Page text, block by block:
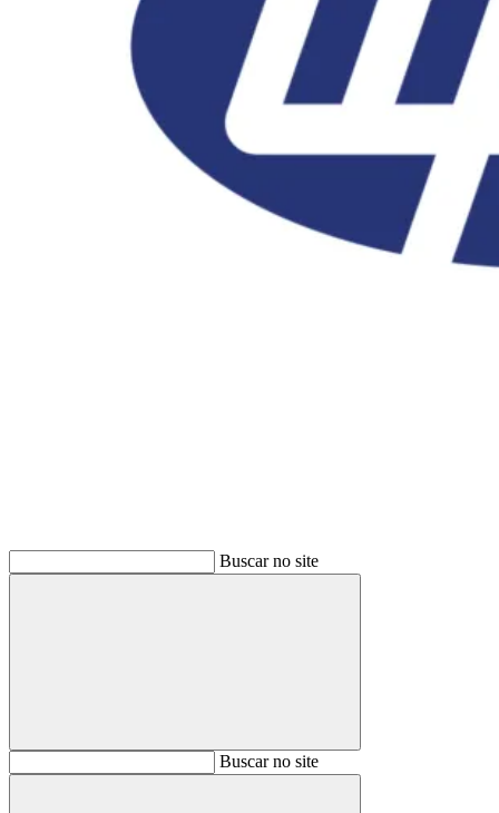
Buscar no site
BuscarBuscar no site